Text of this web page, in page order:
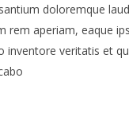
doloremque
rem aperiam, eaque
inventore veritatis et